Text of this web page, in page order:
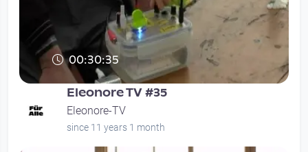
00:30:35
Eleonore TV #35
Eleonore-TV
since 11 years 1 month